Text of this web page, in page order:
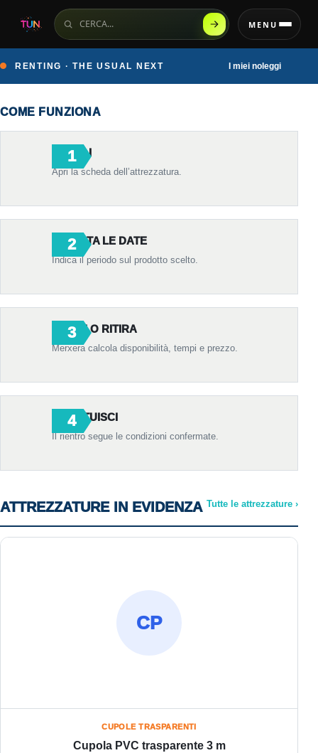
Cerca sul sito MENU
RENTING · THE USUAL NEXT I miei noleggi
COME FUNZIONA
SCEGLI
Apri la scheda dell’attrezzatura.
IMPOSTA LE DATE
Indica il periodo sul prodotto scelto.
RICEVI O RITIRA
Merxera calcola disponibilità, tempi e prezzo.
RESTITUISCI
Il rientro segue le condizioni confermate.
ATTREZZATURE IN EVIDENZA Tutte le attrezzature ›
CP
CUPOLE TRASPARENTI
Cupola PVC trasparente 3 m